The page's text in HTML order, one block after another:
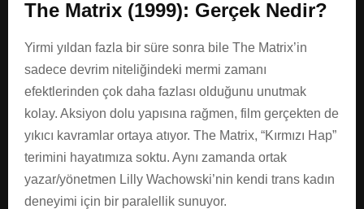
The Matrix (1999): Gerçek Nedir?
Yirmi yıldan fazla bir süre sonra bile The Matrix’in
sadece devrim niteliğindeki mermi zamanı
efektlerinden çok daha fazlası olduğunu unutmak
kolay. Aksiyon dolu yapısına rağmen, film gerçekten de
yıkıcı kavramlar ortaya atıyor. The Matrix, “Kırmızı Hap”
terimini hayatımıza soktu. Aynı zamanda ortak
yazar/yönetmen Lilly Wachowski’nin kendi trans kadın
deneyimi için bir paralellik sunuyor.